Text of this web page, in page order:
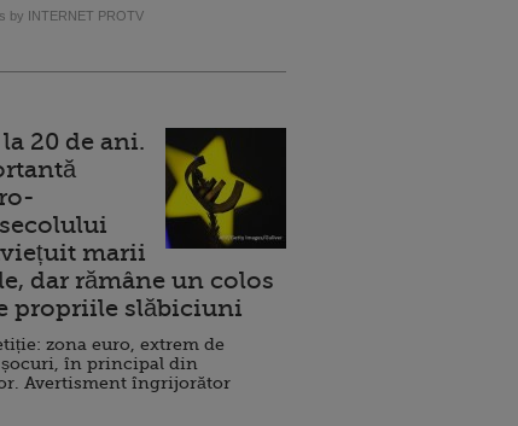
by INTERNET PROTV
20 de ani.
marii
dar rămâne un colos
propriile slăbiciuni
zona euro, extrem de
în principal din
Avertisment îngrijorător